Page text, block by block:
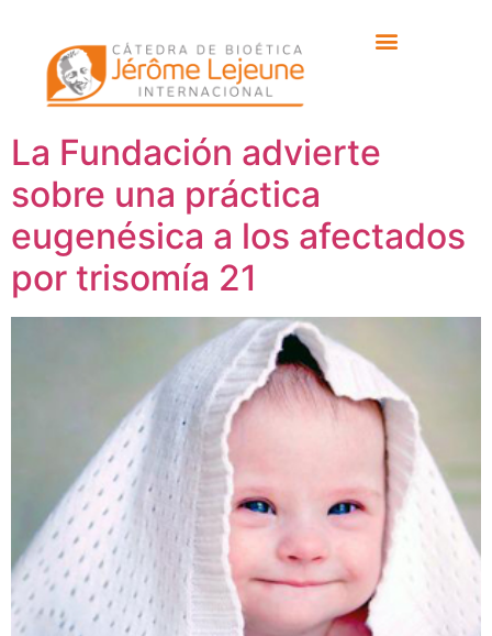
Etiqueta: Pattaramon
Chanbua
La Fundación advierte
sobre una práctica
eugenésica a los afectados
por trisomía 21